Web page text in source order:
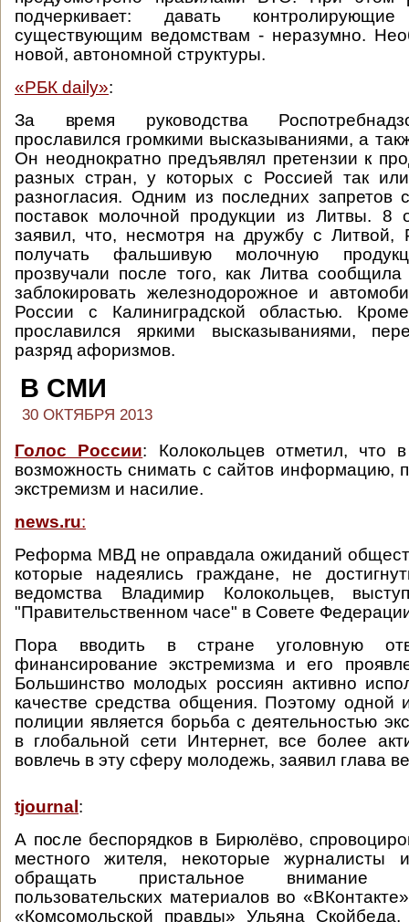
подчеркивает: давать
существующим ведомствам - неразумно.
новой, автономной структуры.
«РБК daily»:
За время руководства
прославился громкими высказываниями, а
Он неоднократно предъявлял претензии к
разных стран, у которых с Россией так
разногласия. Одним из последних запретов
поставок молочной продукции из Литвы. 8
заявил, что, несмотря на дружбу с Литвой,
получать фальшивую молочную
прозвучали после того, как Литва
заблокировать железнодорожное и
России с Калиниградской областью.
прославился яркими высказываниями,
разряд афоризмов.
В СМИ
30 ОКТЯБРЯ 2013
Голос России: Колокольцев отметил, что
возможность снимать с сайтов информацию,
экстремизм и насилие.
news.ru:
Реформа МВД не оправдала ожиданий
которые надеялись граждане, не
ведомства Владимир Колокольцев,
"Правительственном часе" в Совете
Пора вводить в стране уголовную
финансирование экстремизма и его
Большинство молодых россиян активно
качестве средства общения. Поэтому одной
полиции является борьба с деятельностью
в глобальной сети Интернет, все более
вовлечь в эту сферу молодежь, заявил глава
tjournal :
А после беспорядков в Бирюлёво,
местного жителя, некоторые журналисты
обращать пристальное внимание
пользовательских материалов во
«Комсомольской правды» Ульяна